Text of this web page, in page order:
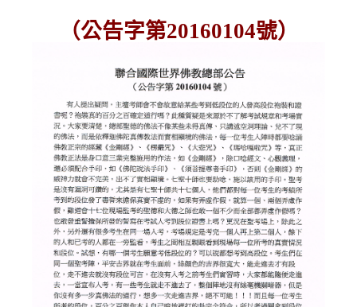
（公告字第20160104號）